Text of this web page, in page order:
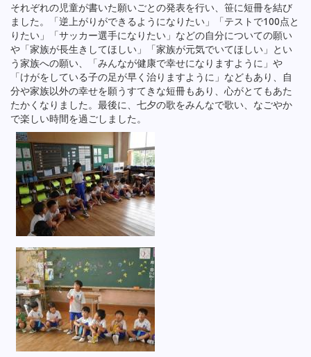
それぞれの児童が書いた願いごとの発表を行い、笹に短冊を結び
ました。「逆上がりができるようになりたい」「テストで100点と
りたい」「サッカー選手になりたい」などの自分についての願い
や「家族が長生きしてほしい」「家族が元気でいてほしい」とい
う家族への願い、「みんなが健康で幸せになりますように」や
「けがをしている子の足が早く治りますように」などもあり、自
分や家族以外の幸せを願うすてきな短冊もあり、心がとてもあた
たかくなりました。最後に、七夕の歌をみんなで歌い、なごやか
で楽しい時間を過ごしました。